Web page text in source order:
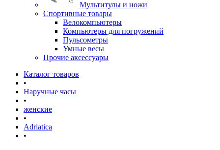
Мультитулы и ножи
Спортивные товары
Велокомпьютеры
Компьютеры для погружений
Пульсометры
Умные весы
Прочие аксессуары
Каталог товаров
•
Наручные часы
•
женские
•
Adriatica
•